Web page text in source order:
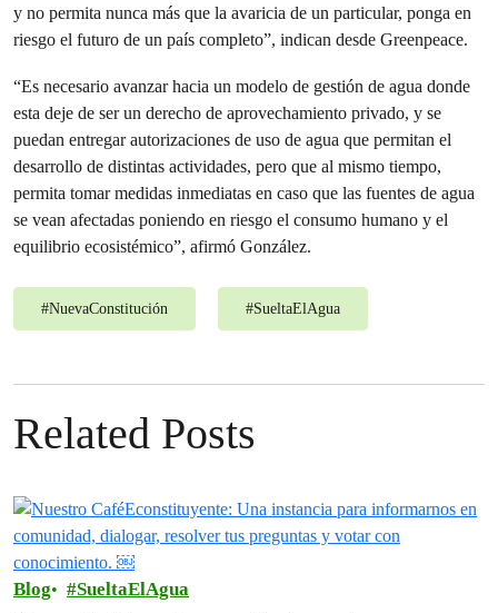
y no permita nunca más que la avaricia de un particular, ponga en
riesgo el futuro de un país completo”, indican desde Greenpeace.
“Es necesario avanzar hacia un modelo de gestión de agua donde
esta deje de ser un derecho de aprovechamiento privado, y se
puedan entregar autorizaciones de uso de agua que permitan el
desarrollo de distintas actividades, pero que al mismo tiempo,
permita tomar medidas inmediatas en caso que las fuentes de agua
se vean afectadas poniendo en riesgo el consumo humano y el
equilibrio ecosistémico”, afirmó González.
#NuevaConstitución #SueltaElAgua
Related Posts
Blog SueltaElAgua